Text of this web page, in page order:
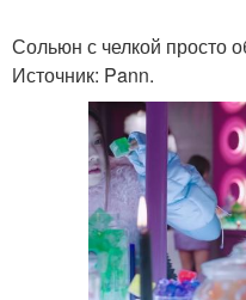
Сольюн с челкой просто
Источник: Pann.